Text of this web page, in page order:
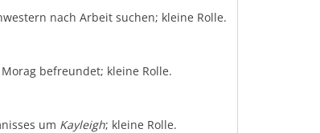
nach Arbeit suchen; kleine Rolle.
befreundet; kleine Rolle.
um Kayleigh; kleine Rolle.